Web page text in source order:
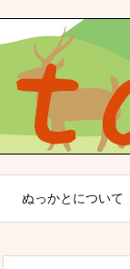
ぬっかとについて